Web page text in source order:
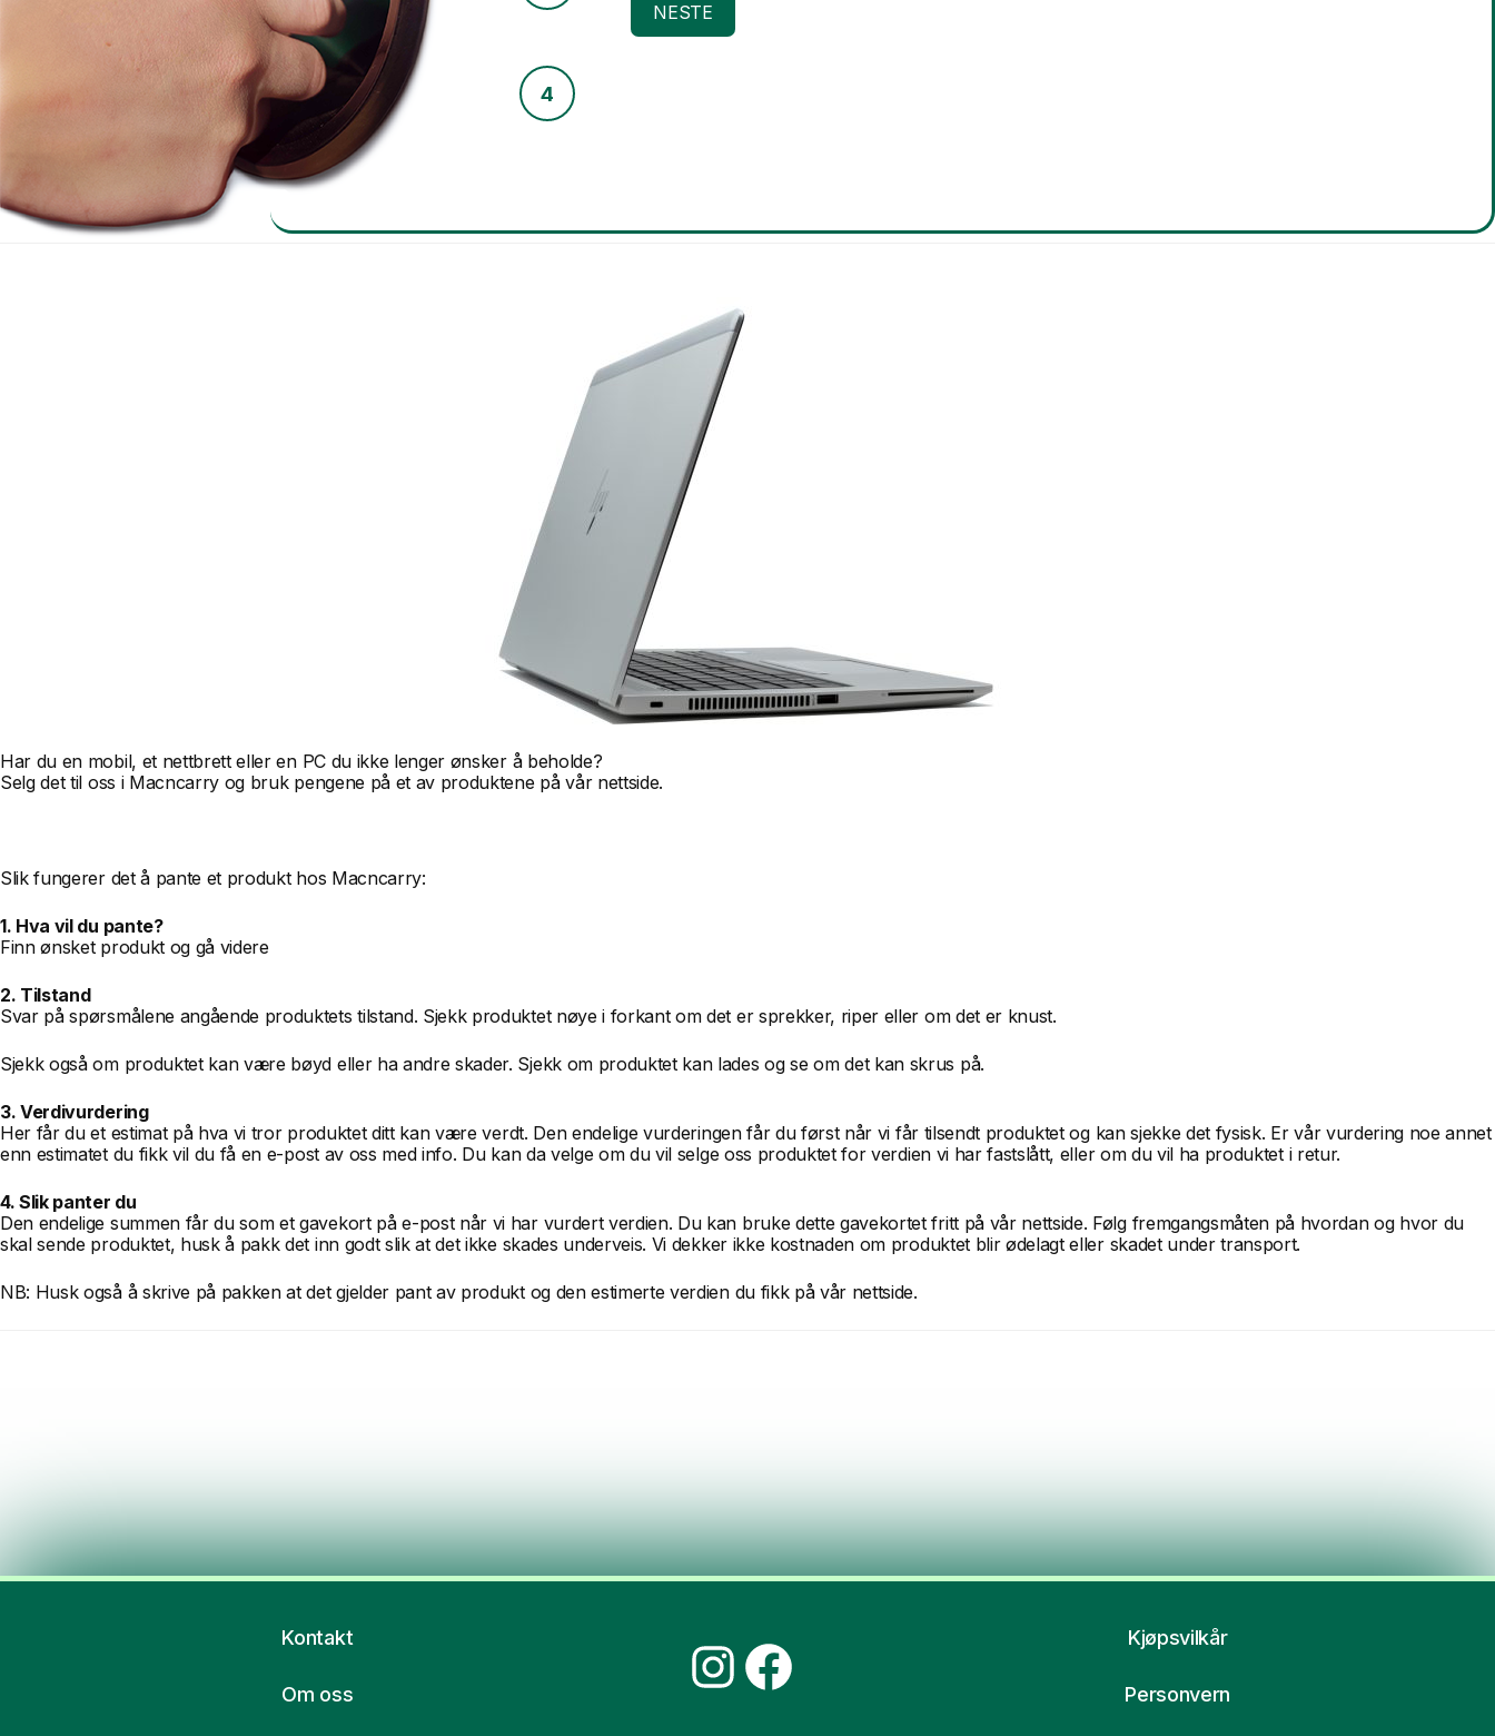
4
NESTE
Har du en mobil, et nettbrett eller en PC du ikke lenger ønsker å beholde?
Selg det til oss i Macncarry og bruk pengene på et av produktene på vår nettside.
Slik fungerer det å pante et produkt hos Macncarry:
1. Hva vil du pante?
Finn ønsket produkt og gå videre
2. Tilstand
Svar på spørsmålene angående produktets tilstand. Sjekk produktet nøye i forkant om det er sprekker, riper eller om det er knust.
Sjekk også om produktet kan være bøyd eller ha andre skader. Sjekk om produktet kan lades og se om det kan skrus på.
3. Verdivurdering
Her får du et estimat på hva vi tror produktet ditt kan være verdt. Den endelige vurderingen får du først når vi får tilsendt produktet og kan sjekke det fysisk. Er vår vurdering noe annet
enn estimatet du fikk vil du få en e-post av oss med info. Du kan da velge om du vil selge oss produktet for verdien vi har fastslått, eller om du vil ha produktet i retur.
4. Slik panter du
Den endelige summen får du som et gavekort på e-post når vi har vurdert verdien. Du kan bruke dette gavekortet fritt på vår nettside. Følg fremgangsmåten på hvordan og hvor du
skal sende produktet, husk å pakk det inn godt slik at det ikke skades underveis. Vi dekker ikke kostnaden om produktet blir ødelagt eller skadet under transport.
NB: Husk også å skrive på pakken at det gjelder pant av produkt og den estimerte verdien du fikk på vår nettside.
Kontakt
Om oss Instagram
Facebook Kjøpsvilkår
Personvern